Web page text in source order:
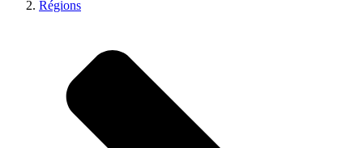
Régions